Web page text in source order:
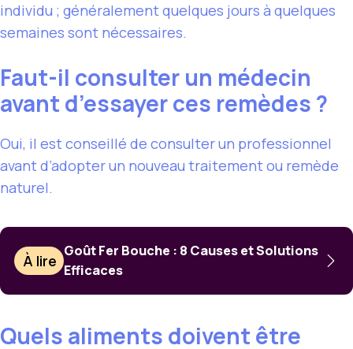
individu ; généralement quelques jours à quelques
semaines sont nécessaires.
Faut-il consulter un médecin
avant d’essayer ces remèdes ?
Oui, il est conseillé de consulter un professionnel
avant d’adopter un nouveau traitement ou remède
naturel.
À lire
Goût Fer Bouche : 8 Causes et Solutions
Efficaces
Quels aliments doivent être